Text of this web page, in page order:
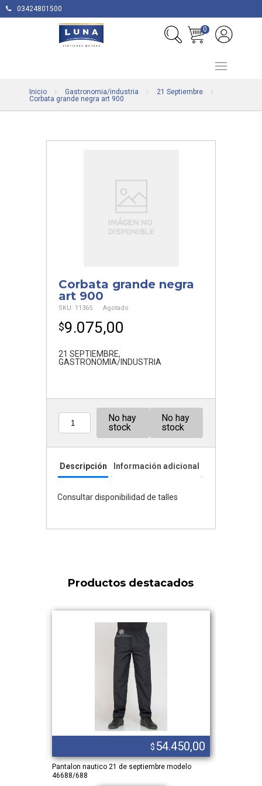
03424801500
0
Inicio Gastronomia/industria
21 Septiembre
Corbata grande negra art 900
Corbata grande negra
art 900
SKU: 11365 Agotado
$9.075,00
21 SEPTIEMBRE,
GASTRONOMIA/INDUSTRIA
Cantidad
No hay
stock
No hay
stock
Descripción Información adicional
Consultar disponibilidad de talles
Productos destacados
$ 54.450,00
Pantalon nautico 21 de septiembre modelo
46688/688